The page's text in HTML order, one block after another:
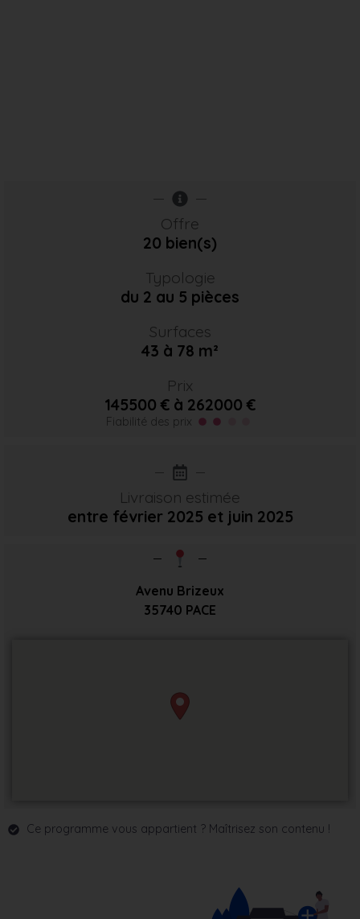
Offre
20 bien(s)
Typologie
du 2 au 5 pièces
Surfaces
43 à 78 m²
Prix
145500 € à 262000 €
Fiabilité des prix
Livraison estimée
entre février 2025 et juin 2025
Avenu Brizeux
35740 PACE
Ce programme vous appartient ? Maîtrisez son contenu !